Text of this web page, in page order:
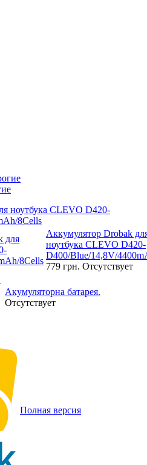
ноутбука CLEVO D420-
8Cells
Аккумулятор Drobak
ноутбука CLEVO D420-
D400/Blue/14,8V/
779 грн. Отсутствует
Акумуляторна батарея.
Отсутствует
Полная версия